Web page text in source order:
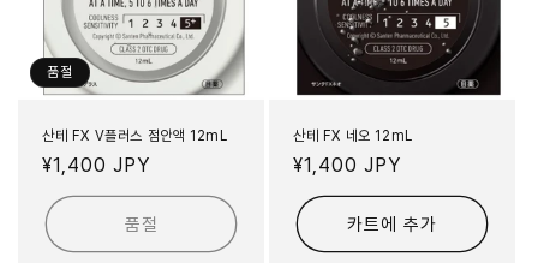
품절
산테 FX V플러스 점안액 12mL
정
가
¥1,400 JPY
품절
산테 FX 네오 12mL
정
가
¥1,400 JPY
카트에 추가